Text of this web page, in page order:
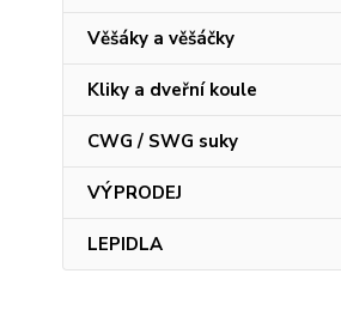
Věšáky a věšáčky
Kliky a dveřní koule
CWG / SWG suky
VÝPRODEJ
LEPIDLA